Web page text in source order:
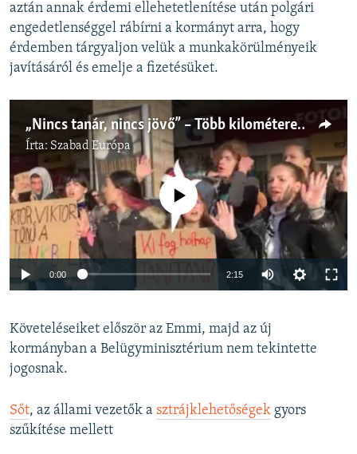
aztán annak érdemi ellehetetlenítése után polgári
engedetlenséggel rábírni a kormányt arra, hogy
érdemben tárgyaljon velük a munkakörülményeik
javításáról és emelje a fizetésüket.
„Nincs tanár, nincs jövő” – Több kilométeres élőlánc a tanárokért
Írta: Szabad Európa
Auto 240p 360p 480p
Jelenleg nincs elérhető tartalom
0:00 2:15
480p
1080p
Követeléseiket először az Emmi, majd az új
kormányban a Belügyminisztérium nem tekintette
jogosnak.
Sőt, az állami vezetők a sztrájklehetőségek gyors
szűkítése mellett